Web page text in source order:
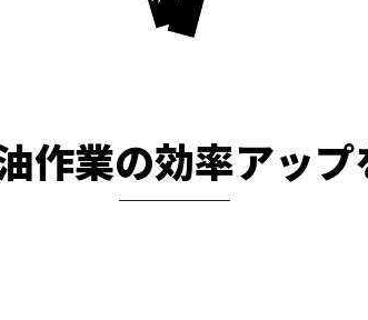
作業の効率アッ